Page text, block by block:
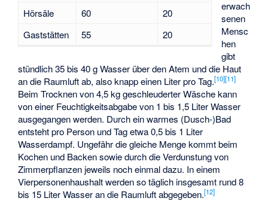
Hörsäle
60
20
Gaststätten
55 20
erwach
senen
Mensc
hen
gibt
stündlich 35 bis 40 g Wasser über den Atem und die Haut
an die Raumluft ab, also knapp einen Liter pro Tag.[10][11]
Beim Trocknen von 4,5 kg geschleuderter Wäsche kann
von einer Feuchtigkeitsabgabe von 1 bis 1,5 Liter Wasser
ausgegangen werden. Durch ein warmes (Dusch-)Bad
entsteht pro Person und Tag etwa 0,5 bis 1 Liter
Wasserdampf. Ungefähr die gleiche Menge kommt beim
Kochen und Backen sowie durch die Verdunstung von
Zimmerpflanzen jeweils noch einmal dazu. In einem
Vierpersonenhaushalt werden so täglich insgesamt rund 8
bis 15 Liter Wasser an die Raumluft abgegeben.[12]